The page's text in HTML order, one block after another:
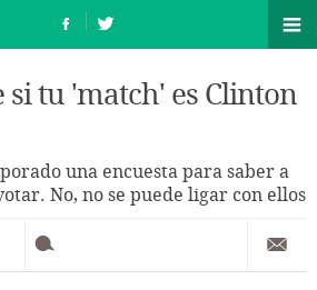
si tu 'match' es Clinton
una encuesta para saber a
No, no se puede ligar con ellos